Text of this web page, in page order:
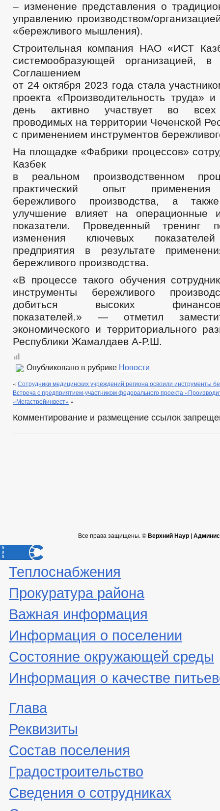
– изменение представления о
управлению производством/
«бережливого мышления).
Строительная компания НАО «ИСТ
системообразующей организацией, в
Соглашением
от 24 октября 2023 года стала
проекта «Производительность труда»
день активно участвует во всех
проводимых на территории Чеченской
с применением инструментов
На площадке «Фабрики процессов»
Казбек
в реальном производственном
практический опыт применения
бережливого производства, а
улучшение влияет на операционные
показатели. Проведенный тренинг
изменения ключевых показателей
предприятия в результате
бережливого производства.
«В процессе такого обучения
инструменты бережливого
добиться высоких финансово-
показателей.» — отметил
экономического и территориального
Республики Жамалдаев А-Р.Ш.
Опубликовано в рубрике Новости
« Сотрудники медицинских учреждений региона освоили инструменты
Встреча с предприятием-участником федерального проекта
«Мегастройинвест» »
Комментирование и размещение ссылок
Все права защищены. ©Верхний Наур |
Теплоснабжения
Прокуратура района
Важная информация
Информация о поселении
Состояние окружающей среды
Информация о качестве
Глава
Реквизиты
Состав поселения
Градостроительство
Сведения о сотрудниках